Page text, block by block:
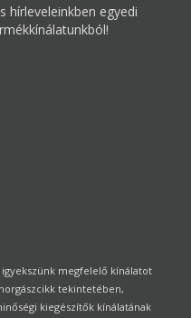
hírleveleinkben egyedi
megfelelő kínálatot
tekintetében,
kiegészítők kínálatának